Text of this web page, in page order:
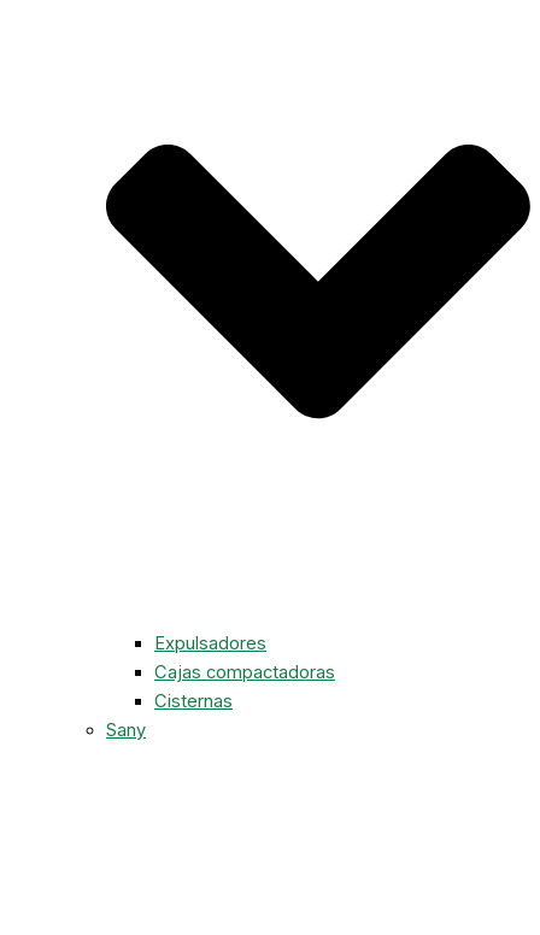
Expulsadores
Cajas compactadoras
Cisternas
Sany